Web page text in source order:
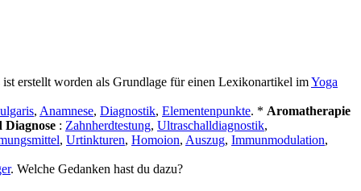
ist erstellt worden als Grundlage für einen Lexikonartikel imYoga
, Anamnese, Diagnostik, Elementenpunkte. * Aromatherapie
Diagnose : Zahnherdtestung, Ultraschalldiagnostik,
, Urtinkturen, Homoion, Auszug, Immunmodulation,
. Welche Gedanken hast du dazu?